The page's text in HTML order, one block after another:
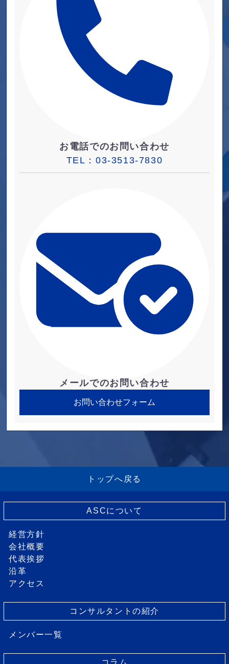
お電話でのお問い合わせ
TEL：03-3513-7830
メールでのお問い合わせ
お問い合わせフォーム
トップへ戻る
ASCについて
経営方針
会社概要
代表挨拶
沿革
アクセス
コンサルタントの紹介
メンバー一覧
コラム